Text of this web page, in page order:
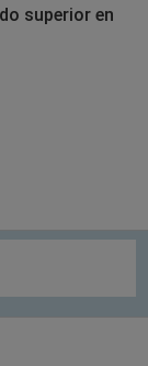
superior en